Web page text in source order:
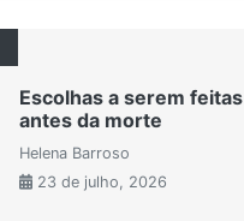
Escolhas a serem feitas
antes da morte
Helena Barroso
23 de julho, 2026